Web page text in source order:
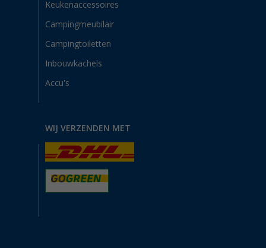
Keukenaccessoires
Campingmeubilair
Campingtoiletten
Inbouwkachels
Accu's
WIJ VERZENDEN MET